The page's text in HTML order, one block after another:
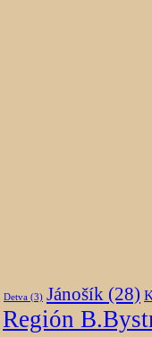
Detva (3) Jánošík (28)
Región